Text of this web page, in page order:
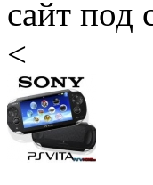
сайт под
<